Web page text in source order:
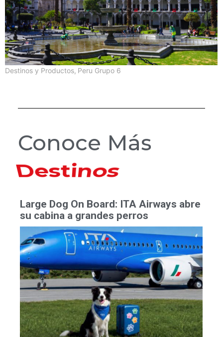
Destinos y Productos, Peru Grupo 6
Conoce Más
Hoteles
Large Dog On Board: ITA Airways abre
su cabina a grandes perros